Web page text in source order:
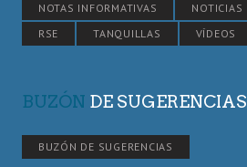
NOTAS INFORMATIVAS
NOTICIAS
RSE
TANQUILLAS VÍDEOS
BUZÓN DE SUGERENCIAS
BUZÓN DE SUGERENCIAS